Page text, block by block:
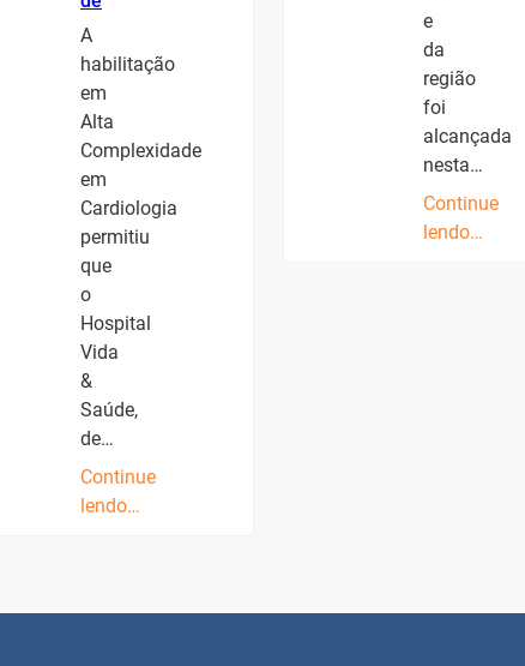
A
habilitação
em
Alta
Complexidade
em
Cardiologia
permitiu
que
o
Hospital
Vida
&
Saúde,
de…
Continue
lendo…
e
da
região
foi
alcançada
nesta…
Continue
lendo…